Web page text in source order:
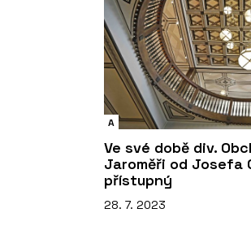
A
Ve své době div.
Jaroměři od Josefa
přístupný
28. 7. 2023